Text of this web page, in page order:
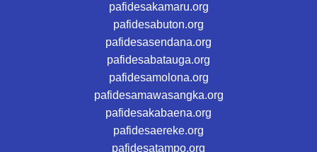
pafidesakamaru.org
pafidesabuton.org
pafidesasendana.org
pafidesabatauga.org
pafidesamolona.org
pafidesamawasangka.org
pafidesakabaena.org
pafidesaereke.org
pafidesatampo.org